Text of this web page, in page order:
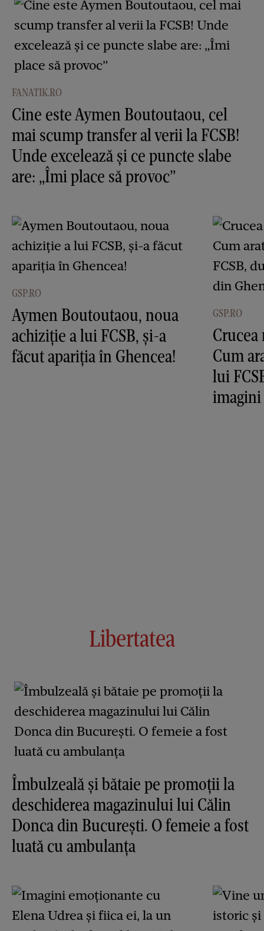
FANATIK.RO
Cine este Aymen Boutoutaou, cel
mai scump transfer al verii la FCSB!
Unde excelează și ce puncte slabe
are: „Îmi place să provoc”
GSP.RO
Aymen Boutoutaou, noua
achiziție a lui FCSB, și-a
făcut apariția în Ghencea!
GSP.RO
Crucea
Cum
lui
imagini
Libertatea
Îmbulzeală și bătaie pe promoții la
deschiderea magazinului lui Călin
Donca din București. O femeie a fost
luată cu ambulanța